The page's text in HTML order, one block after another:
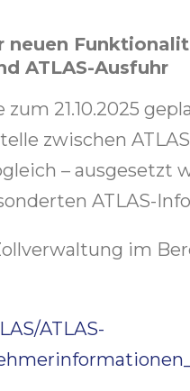
neuen
ATLAS-Ausfuhr
21.10.2025
zwischen
– ausgesetzt
ATLAS-
im
ATLAS-